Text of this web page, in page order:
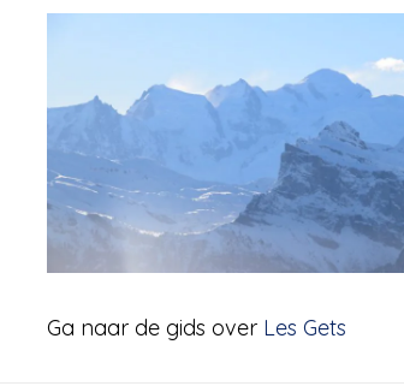
Ga naar de gids over Les Gets